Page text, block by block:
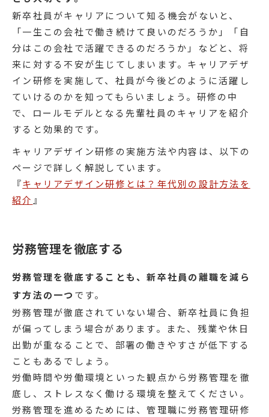
新卒社員がキャリアについて知る機会がないと、
「一生この会社で働き続けて良いのだろうか」「自
分はこの会社で活躍できるのだろうか」などと、将
来に対する不安が生じてしまいます。キャリアデザ
イン研修を実施して、社員が今後どのように活躍し
ていけるのかを知ってもらいましょう。研修の中
で、ロールモデルとなる先輩社員のキャリアを紹介
すると効果的です。
キャリアデザイン研修の実施方法や内容は、以下の
ページで詳しく解説しています。
『キャリアデザイン研修とは？年代別の設計方法を
紹介 』
労務管理を徹底する
労務管理を徹底することも、新卒社員の離職を減ら
す方法の一つ です。
労務管理が徹底されていない場合、新卒社員に負担
が偏ってしまう場合があります。また、残業や休日
出勤が重なることで、部署の働きやすさが低下する
こともあるでしょう。
労働時間や労働環境といった観点から労務管理を徹
底し、ストレスなく働ける環境を整えてください。
労務管理を進めるためには、管理職に労務管理研修